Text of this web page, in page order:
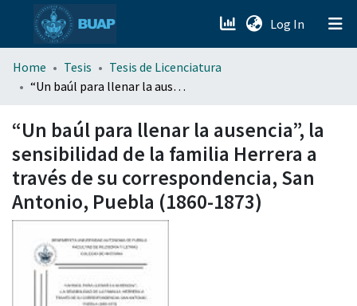
Log In (current)
menu.section.about_menu
Home Tesis
Tesis de Licenciatura
“Un baúl para llenar la ausencia”, la sensibilidad de la familia Herrera a través de su correspondencia, San Antonio, Puebla (1860-1873)
“Un baúl para llenar la ausencia”, la
sensibilidad de la familia Herrera a
través de su correspondencia, San
Antonio, Puebla (1860-1873)